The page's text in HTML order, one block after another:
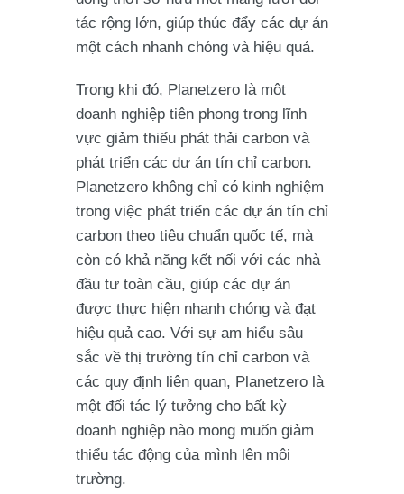
tác rộng lớn, giúp thúc đẩy các dự án
một cách nhanh chóng và hiệu quả.
Trong khi đó, Planetzero là một
doanh nghiệp tiên phong trong lĩnh
vực giảm thiểu phát thải carbon và
phát triển các dự án tín chỉ carbon.
Planetzero không chỉ có kinh nghiệm
trong việc phát triển các dự án tín chỉ
carbon theo tiêu chuẩn quốc tế, mà
còn có khả năng kết nối với các nhà
đầu tư toàn cầu, giúp các dự án
được thực hiện nhanh chóng và đạt
hiệu quả cao. Với sự am hiểu sâu
sắc về thị trường tín chỉ carbon và
các quy định liên quan, Planetzero là
một đối tác lý tưởng cho bất kỳ
doanh nghiệp nào mong muốn giảm
thiểu tác động của mình lên môi
trường.